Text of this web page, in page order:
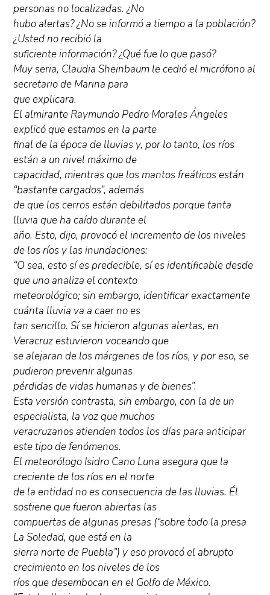
personas no localizadas. ¿No
hubo alertas? ¿No se informó a tiempo a la población?
¿Usted no recibió la
suficiente información? ¿Qué fue lo que pasó?
Muy seria, Claudia Sheinbaum le cedió el micrófono al
secretario de Marina para
que explicara.
El almirante Raymundo Pedro Morales Ángeles
explicó que estamos en la parte
final de la época de lluvias y, por lo tanto, los ríos
están a un nivel máximo de
capacidad, mientras que los mantos freáticos están
“bastante cargados”, además
de que los cerros están debilitados porque tanta
lluvia que ha caído durante el
año. Esto, dijo, provocó el incremento de los niveles
de los ríos y las inundaciones:
“O sea, esto sí es predecible, sí es identificable desde
que uno analiza el contexto
meteorológico; sin embargo, identificar exactamente
cuánta lluvia va a caer no es
tan sencillo. Sí se hicieron algunas alertas, en
Veracruz estuvieron voceando que
se alejaran de los márgenes de los ríos, y por eso, se
pudieron prevenir algunas
pérdidas de vidas humanas y de bienes”.
Esta versión contrasta, sin embargo, con la de un
especialista, la voz que muchos
veracruzanos atienden todos los días para anticipar
este tipo de fenómenos.
El meteorólogo Isidro Cano Luna asegura que la
creciente de los ríos en el norte
de la entidad no es consecuencia de las lluvias. Él
sostiene que fueron abiertas las
compuertas de algunas presas (“sobre todo la presa
La Soledad, que está en la
sierra norte de Puebla”) y eso provocó el abrupto
crecimiento en los niveles de los
ríos que desembocan en el Golfo de México.